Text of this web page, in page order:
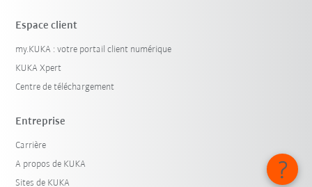
Espace client
my.KUKA : votre portail client numérique
KUKA Xpert
Centre de téléchargement
Entreprise
Carrière
A propos de KUKA
Sites de KUKA